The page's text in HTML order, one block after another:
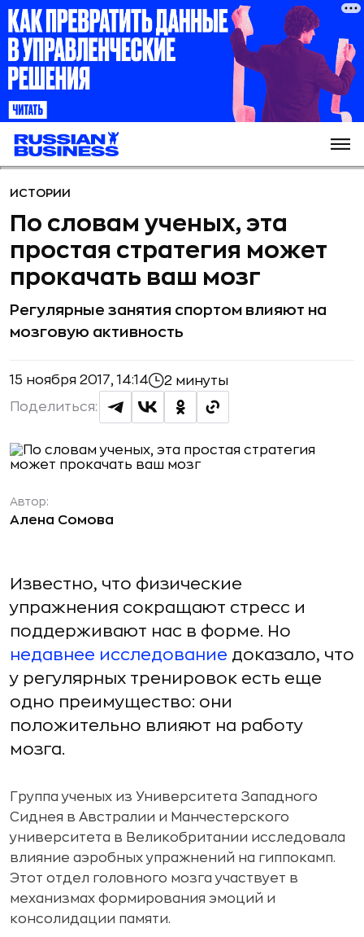
ИСТОРИИ
По словам ученых, эта
простая стратегия может
прокачать ваш мозг
Регулярные занятия спортом влияют на
мозговую активность
15 ноября 2017, 14:14 2 минуты
Поделиться:
Автор:
Алена Сомова
Известно, что физические
упражнения сокращают стресс и
поддерживают нас в форме. Но
недавнее исследование доказало, что
у регулярных тренировок есть еще
одно преимущество: они
положительно влияют на работу
мозга.
Группа ученых из Университета Западного
Сиднея в Австралии и Манчестерского
университета в Великобритании исследовала
влияние аэробных упражнений на гиппокамп.
Этот отдел головного мозга участвует в
механизмах формирования эмоций и
консолидации памяти.